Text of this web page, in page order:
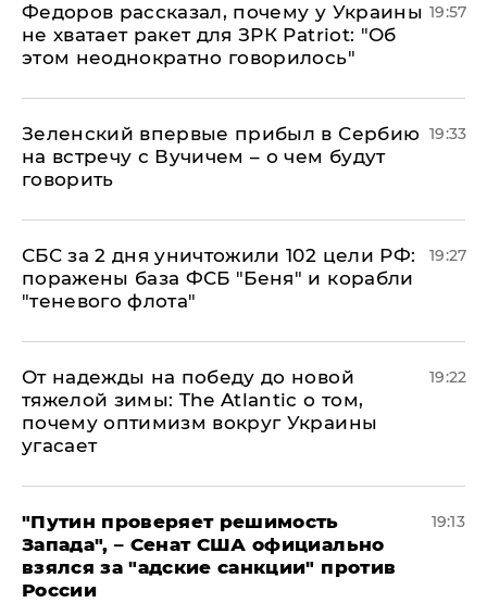
Федоров рассказал, почему у Украины
не хватает ракет для ЗРК Patriot: "Об
этом неоднократно говорилось"
19:57
Зеленский впервые прибыл в Сербию
на встречу с Вучичем – о чем будут
говорить
19:33
СБС за 2 дня уничтожили 102 цели РФ:
поражены база ФСБ "Беня" и корабли
"теневого флота"
19:27
От надежды на победу до новой
тяжелой зимы: The Atlantic о том,
почему оптимизм вокруг Украины
угасает
19:22
"Путин проверяет решимость
Запада", – Сенат США официально
взялся за "адские санкции" против
России
19:13